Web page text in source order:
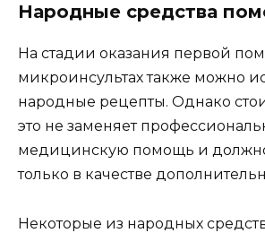
Народные средства
На стадии оказания первой
микроинсультах также можно
народные рецепты. Однако
это не заменяет
медицинскую помощь и
только в качестве
Некоторые из народных